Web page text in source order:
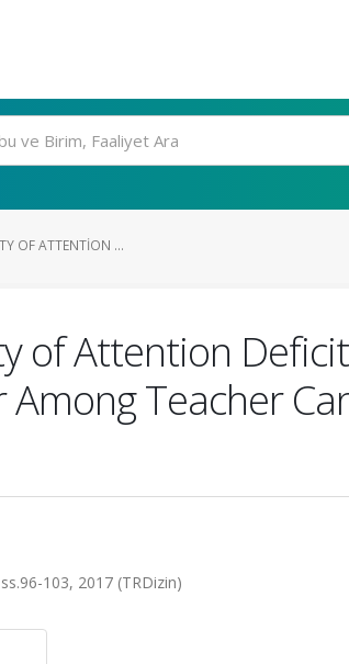
OF ATTENTION ...
of Attention
Teacher
103, 2017 (TRDizin)